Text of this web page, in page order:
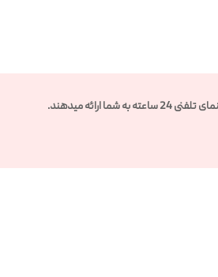
ارائه میدهند.